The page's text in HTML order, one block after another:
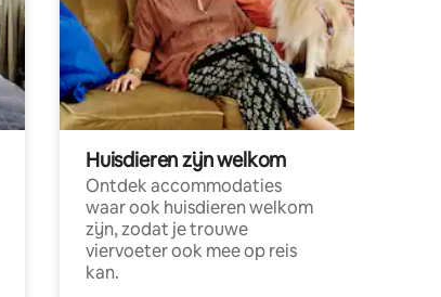
Huisdieren zijn welkom
Ontdek accommodaties
waar ook huisdieren welkom
zijn, zodat je trouwe
viervoeter ook mee op reis
kan.